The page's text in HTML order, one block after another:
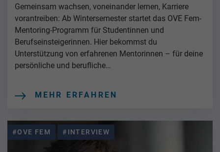
Gemeinsam wachsen, voneinander lernen, Karriere
vorantreiben: ⁠Ab Wintersemester startet das OVE Fem-
Mentoring-Programm für Studentinnen und
Berufseinsteigerinnen. Hier bekommst du
Unterstützung von erfahrenen Mentorinnen – für deine
persönliche und berufliche…
MEHR ERFAHREN
#OVE FEM #INTERVIEW